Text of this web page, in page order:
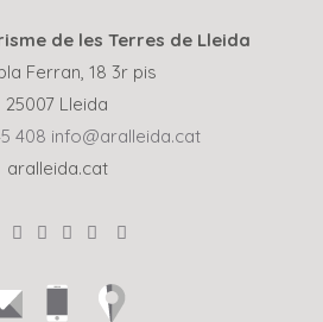
de les Terres de Lleida
Ferran, 18 3r pis
25007 Lleida
408 info@aralleida.cat
aralleida.cat